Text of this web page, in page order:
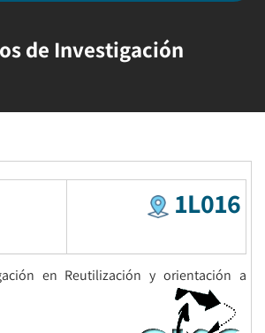
de Investigación
1L016
en Reutilización y orientación a